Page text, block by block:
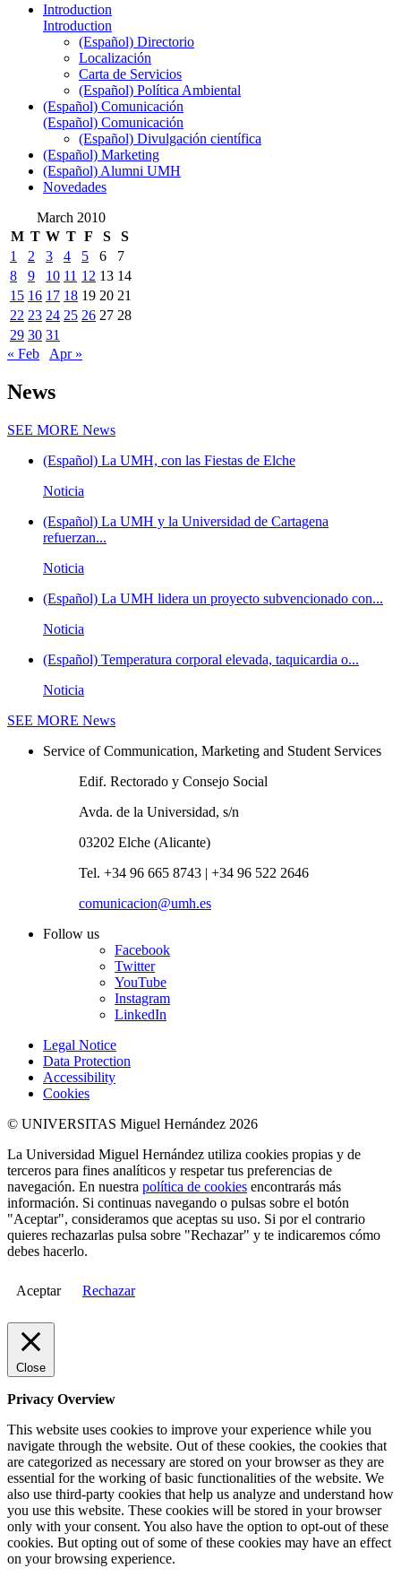
Introduction
Introduction
(Español) Directorio
Localización
Carta de Servicios
(Español) Política Ambiental
(Español) Comunicación
(Español) Comunicación
(Español) Divulgación científica
(Español) Marketing
(Español) Alumni UMH
Novedades
March 2010
M T W T F S
S
1
2 3 4 5 6
7
8
9 10 11 12 13 14
15 16 17 18 19 20 21
22 23 24 25 26 27 28
29 30 31
« Feb
Apr »
News
SEE MORE News
(Español) La UMH, con las Fiestas de Elche
Noticia
(Español) La UMH y la Universidad de Cartagena
refuerzan...
Noticia
(Español) La UMH lidera un proyecto subvencionado con...
Noticia
(Español) Temperatura corporal elevada, taquicardia o...
Noticia
SEE MORE News
Service of Communication, Marketing and Student Services
Edif. Rectorado y Consejo Social
Avda. de la Universidad, s/n
03202 Elche (Alicante)
Tel. +34 96 665 8743 | +34 96 522 2646
comunicacion@umh.es
Follow us
Facebook
Twitter
YouTube
Instagram
LinkedIn
Legal Notice
Data Protection
Accessibility
Cookies
© UNIVERSITAS Miguel Hernández 2026
La Universidad Miguel Hernández utiliza cookies propias y de
terceros para fines analíticos y respetar tus preferencias de
navegación. En nuestra política de cookies encontrarás más
información. Si continuas navegando o pulsas sobre el botón
"Aceptar", consideramos que aceptas su uso. Si por el contrario
quieres rechazarlas pulsa sobre "Rechazar" y te indicaremos cómo
debes hacerlo.
Aceptar Rechazar
Close
Privacy Overview
This website uses cookies to improve your experience while you
navigate through the website. Out of these cookies, the cookies that
are categorized as necessary are stored on your browser as they are
essential for the working of basic functionalities of the website. We
also use third-party cookies that help us analyze and understand how
you use this website. These cookies will be stored in your browser
only with your consent. You also have the option to opt-out of these
cookies. But opting out of some of these cookies may have an effect
on your browsing experience.